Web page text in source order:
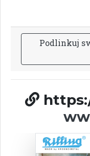
Podlinkuj s